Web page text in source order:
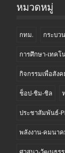
หมวดหมู่
กทม. กระบว
การศึกษา-เทคโ
กิจกรรมเพื่อสัง
ช็อป-ชิม-ชิล
ประชาสัมพันธ์-
พลังงาน-คมนา